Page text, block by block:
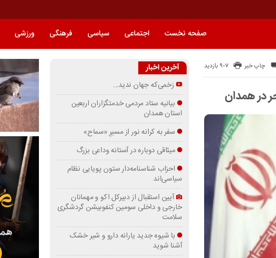
صفحه نخست اجتماعی سیاسی فرهنگی ورزشی
907 بازدید چاپ خبر
در همدان
آخرین اخبار
زخمی‌که جهان ندید…
بیانیه ستاد مردمی خدمتگزاران اربعین
استان همدان
سفر به کرانه‌ نور از مسیرِ «سماح»
میثاقی دوباره در آستانه‌ وداعی بزرگ
احزاب شناسنامه‌دار ستون پویایی نظام
سیاسی‌اند
آیین استقبال از دبیرکل اکو و مهمانان
خارجی و داخلی سومین کنفوبیشن گردشگری
سلامت
با شیوه جدید یارانه دارو و شیر خشک
آشنا شوید